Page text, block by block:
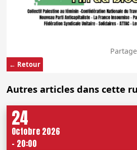
← Retour
Autres articles dans cette
24
Octobre 2026
- 20:00